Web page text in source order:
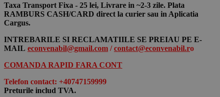
Taxa Transport Fixa - 25 lei, Livrare in ~2-3 zile. Plata
RAMBURS CASH/CARD direct la curier sau in Aplicatia
Cargus.
INTREBARILE SI RECLAMATIILE SE PREIAU PE E-
MAIL econvenabil@gmail.com /contact@econvenabil.ro
COMANDA RAPID FARA CONT
Telefon contact: +40747159999
Preturile includ TVA.